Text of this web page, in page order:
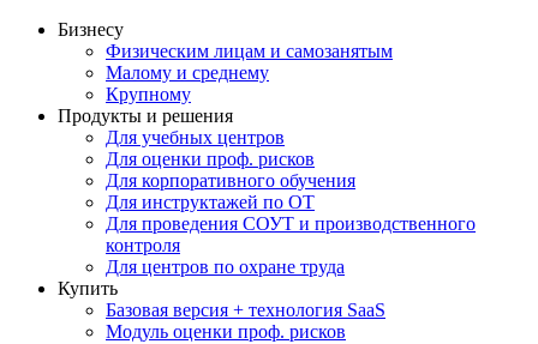
Бизнесу
Физическим лицам и самозанятым
Малому и среднему
Крупному
Продукты и решения
Для учебных центров
Для оценки проф. рисков
Для корпоративного обучения
Для инструктажей по ОТ
Для проведения СОУТ и производственного
контроля
Для центров по охране труда
Купить
Базовая версия + технология SaaS
Модуль оценки проф. рисков